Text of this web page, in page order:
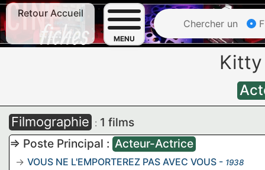
Retour Accueil
MENU
Chercher un
Kitty
Filmographie : 1 films
=> Poste Principal : Acteur-Actrice
VOUS NE L'EMPORTEREZ PAS AVEC VOUS - 1938